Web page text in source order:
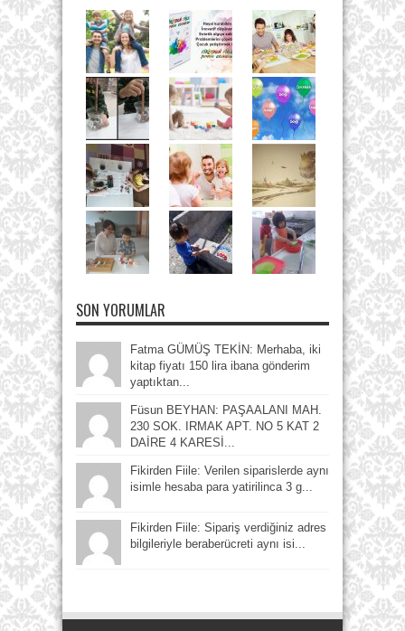
SON YORUMLAR
Fatma GÜMÜŞ TEKİN: Merhaba, iki
kitap fiyatı 150 lira ibana gönderim
yaptıktan...
Füsun BEYHAN: PAŞAALANI MAH.
230 SOK. IRMAK APT. NO 5 KAT 2
DAİRE 4 KARESİ...
Fikirden Fiile: Verilen siparislerde aynı
isimle hesaba para yatirilinca 3 g...
Fikirden Fiile: Sipariş verdiğiniz adres
bilgileriyle beraberücreti aynı isi...